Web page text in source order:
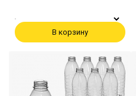
В корзину